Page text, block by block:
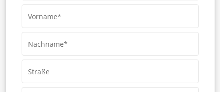
Vorname*
Nachname*
Straße